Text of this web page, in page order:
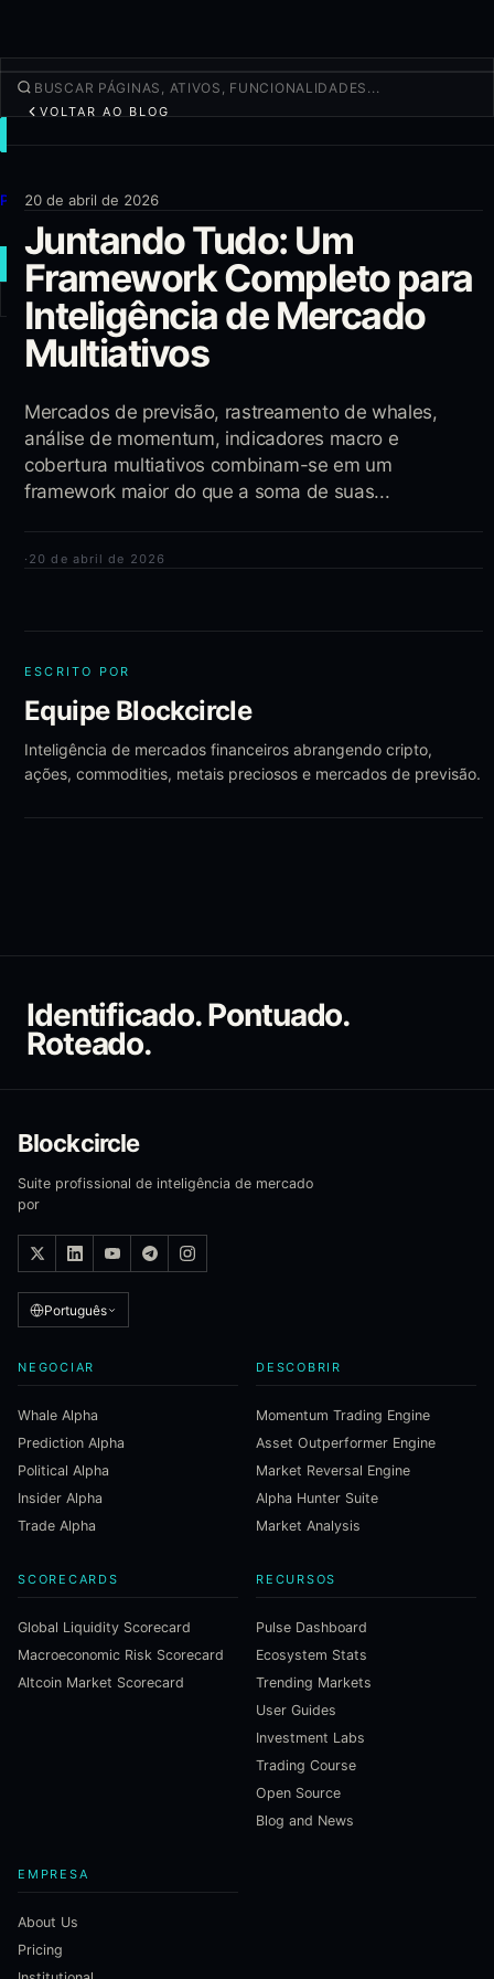
Produtos
Mais
NOVA OPERAÇÃO
Entrar CADASTRAR-SE
VOLTAR AO BLOG
20 de abril de 2026
Juntando Tudo: Um
Framework Completo para
Inteligência de Mercado
Multiativos
Mercados de previsão, rastreamento de whales,
análise de momentum, indicadores macro e
cobertura multiativos combinam-se em um
framework maior do que a soma de suas...
· 20 de abril de 2026
ESCRITO POR
Equipe Blockcircle
Inteligência de mercados financeiros abrangendo cripto,
ações, commodities, metais preciosos e mercados de previsão.
Identificado. Pontuado.
Roteado.
Blockcircle
Suite profissional de inteligência de mercado
por
Português
NEGOCIAR
Whale Alpha
Prediction Alpha
Political Alpha
Insider Alpha
Trade Alpha
DESCOBRIR
Momentum Trading Engine
Asset Outperformer Engine
Market Reversal Engine
Alpha Hunter Suite
Market Analysis
SCORECARDS
Global Liquidity Scorecard
Macroeconomic Risk Scorecard
Altcoin Market Scorecard
RECURSOS
Pulse Dashboard
Ecosystem Stats
Trending Markets
User Guides
Investment Labs
Trading Course
Open Source
Blog and News
EMPRESA
About Us
Pricing